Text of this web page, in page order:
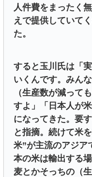
人件費をまったく
えで提供していて
た。
すると玉川氏は「
いくんです。みん
（生産数が減って
すよ」「日本人が
になってきた。要
と指摘。続けて米
米”が主流のアジア
本の米は輸出する
麦とかそっちの（